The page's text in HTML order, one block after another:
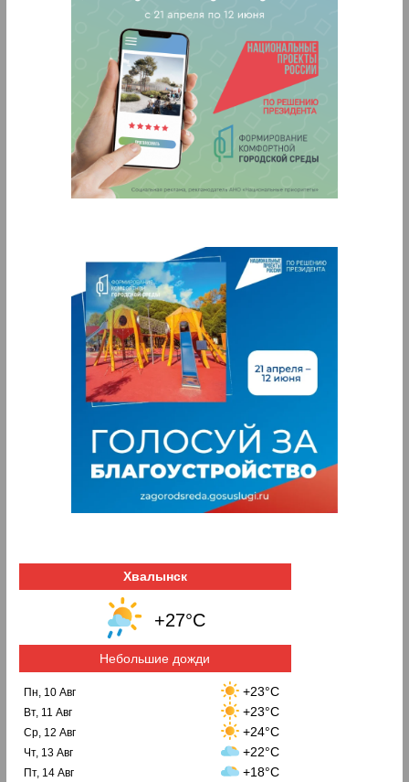
Хвалынск
+27°C
Небольшие дожди
Пн, 10 Авг +23°C
Вт, 11 Авг +23°C
Ср, 12 Авг +24°C
Чт, 13 Авг +22°C
Пт, 14 Авг +18°C